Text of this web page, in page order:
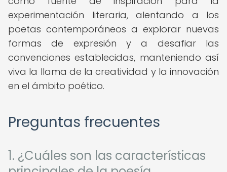
experimentación literaria, alentando a los
poetas contemporáneos a explorar nuevas
formas de expresión y a desafiar las
convenciones establecidas, manteniendo así
viva la llama de la creatividad y la innovación
en el ámbito poético.
Preguntas frecuentes
1. ¿Cuáles son las características